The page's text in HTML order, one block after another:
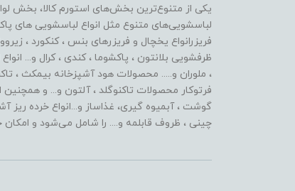
یکی از متنوع‌ترین بخش‌های استورم کالا، بخش
لباسشویی‌های متنوع مثل انواع لباسشویی های
فریزرانواع یخچال و فریزرهای بنس ، کنکورد ،
ظرفشویی بلانتون ، پاکشوما ، کندی ، کرال و...
، ملوران و..... محصولات هود آشپزخانه بیمکث ،
فرتوکار محصولات تاکنوگلد ، آلتون و... و همچنین
گوشت ، آبمیوه گیری، غذاساز و...انواع خرده
چینی ، ظروف قابلمه و.... را شامل می‌شود و امکان